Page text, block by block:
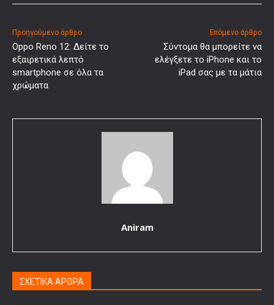
Προηγούμενο άρθρο
Oppo Reno 12: Δείτε το
εξαιρετικά λεπτό
smartphone σε όλα τα
χρώματα
Επόμενο άρθρο
Σύντομα θα μπορείτε να
ελέγξετε το iPhone και το
iPad σας με τα μάτια
Aniram
ΣΧΕΤΙΚΑ ΑΡΘΡΑ